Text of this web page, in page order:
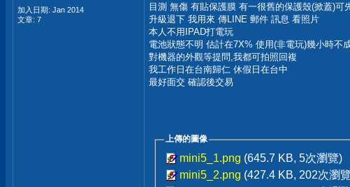
加入日期: Jan 2014
文章: 7
目測 無傷 有貼保護膜 有一很舊的保護殼(掀蓋)可
升級退下 我用來 傳LINE 郵件 訊息 看照片
本人不用IPAD打電玩
電池狀態不明 估計在7X% 使用(非電玩)幾小時不
對機器的外觀等提問,我都可拍照回複
我工作日在台南歸仁 休假日在台中
最好面交 確認後交易
上傳的圖像
mini5_1.png (645.7 KB, 5次瀏覽)
mini5_2.png (427.4 KB, 202次瀏